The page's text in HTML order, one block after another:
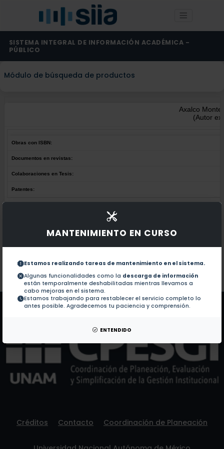
MANTENIMIENTO EN CURSO
Estamos realizando tareas de mantenimiento en el sistema.
Algunas funcionalidades como la descarga de información
están temporalmente deshabilitadas mientras llevamos a
cabo mejoras en el sistema.
Estamos trabajando para restablecer el servicio completo lo
antes posible. Agradecemos tu paciencia y comprensión.
ENTENDIDO
SISTEMA INTEGRAL DE INFORMACIÓN ACADÉMICA -
PÚBLICO
Módulo de búsqueda de productos
Axalco
(Autor
Obras con ISBN:
Documentos en revistas:
Colaboraciones en Tesis:
Patentes:
No hay obras de este autor.
Documentos en revistas: No hay revistas de este autor.
Patentes: No hay patentes de este autor.
Créditos Contacto Coordinación de Planeación